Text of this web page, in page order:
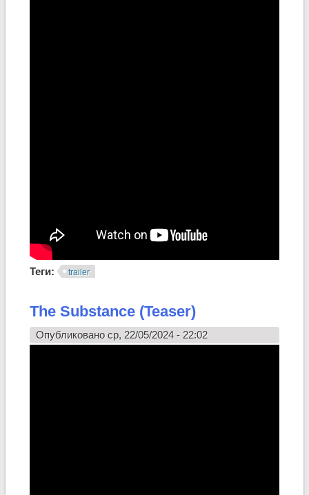
Теги: trailer
The Substance (Teaser)
Опубликовано ср, 22/05/2024 - 22:02